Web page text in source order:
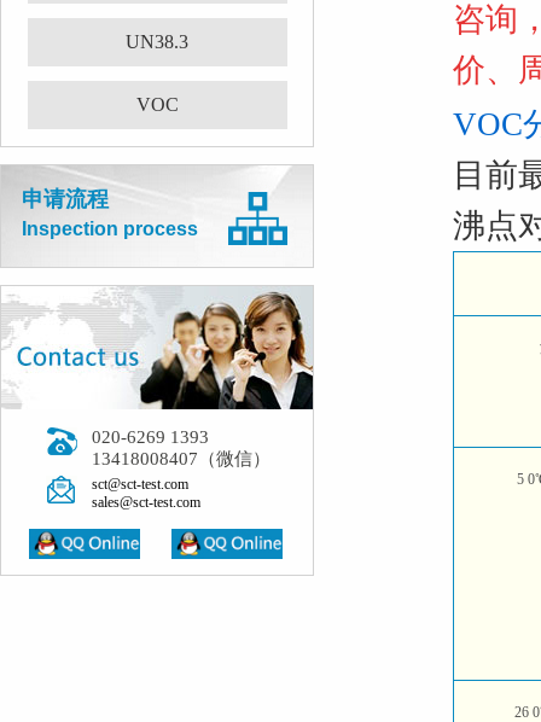
UN38.3
VOC
申请流程
Inspection process
020-6269 1393
13418008407（微信）
sct@sct-test.com
sales@sct-test.com
咨询
价、
VOC
目前
沸点
5
26